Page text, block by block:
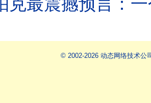
© 2002-2026 动态网络技术公